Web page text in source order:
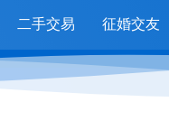
二手交易 征婚交友